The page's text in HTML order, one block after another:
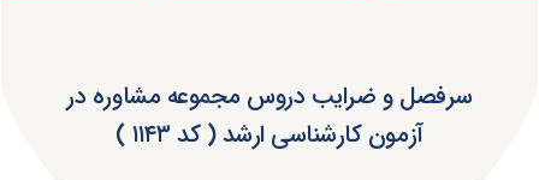
سرفصل و ضرایب دروس مجموعه مشاوره در
آزمون کارشناسی ارشد ( کد ۱۱۴۳ )